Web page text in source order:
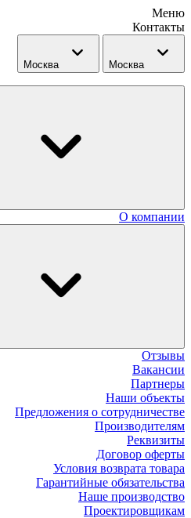
Меню
Контакты
Москва Москва
О компании
Отзывы
Вакансии
Партнеры
Наши объекты
Предложения о сотрудничестве
Производителям
Реквизиты
Договор оферты
Условия возврата товара
Гарантийные обязательства
Наше производство
Проектировщикам